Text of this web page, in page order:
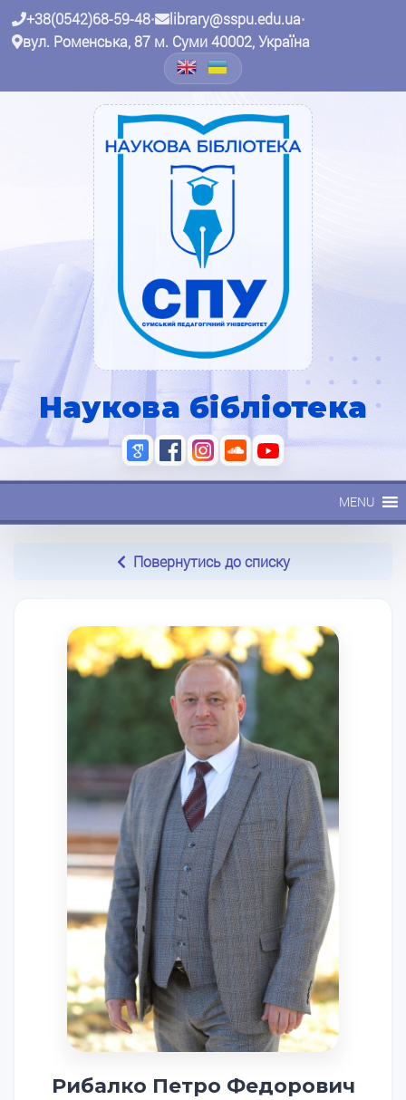
+38(0542)68-59-48• library@sspu.edu.ua•
вул. Роменська, 87 м. Суми 40002, Україна
Наукова бібліотека
MENU
Повернутись до списку
Рибалко Петро Федорович